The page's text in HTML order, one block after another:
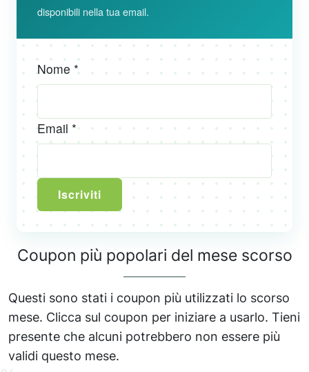
disponibili nella tua email.
Nome *
Email *
Iscriviti
Coupon più popolari del mese scorso
Questi sono stati i coupon più utilizzati lo scorso
mese. Clicca sul coupon per iniziare a usarlo. Tieni
presente che alcuni potrebbero non essere più
validi questo mese.